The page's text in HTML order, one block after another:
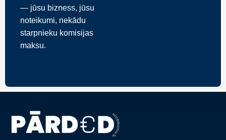
— jūsu bizness, jūsu
noteikumi, nekādu
starpnieku komisijas
maksu.